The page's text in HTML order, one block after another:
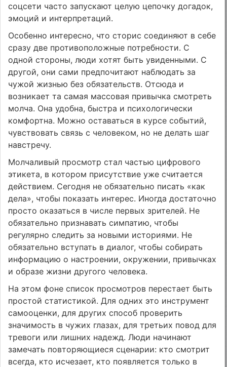
соцсети часто запускают целую цепочку догадок,
эмоций и интерпретаций.
Особенно интересно, что сторис соединяют в себе
сразу две противоположные потребности. С
одной стороны, люди хотят быть увиденными. С
другой, они сами предпочитают наблюдать за
чужой жизнью без обязательств. Отсюда и
возникает та самая массовая привычка смотреть
молча. Она удобна, быстра и психологически
комфортна. Можно оставаться в курсе событий,
чувствовать связь с человеком, но не делать шаг
навстречу.
Молчаливый просмотр стал частью цифрового
этикета, в котором присутствие уже считается
действием. Сегодня не обязательно писать «как
дела», чтобы показать интерес. Иногда достаточно
просто оказаться в числе первых зрителей. Не
обязательно признавать симпатию, чтобы
регулярно следить за новыми историями. Не
обязательно вступать в диалог, чтобы собирать
информацию о настроении, окружении, привычках
и образе жизни другого человека.
На этом фоне список просмотров перестает быть
простой статистикой. Для одних это инструмент
самооценки, для других способ проверить
значимость в чужих глазах, для третьих повод для
тревоги или лишних надежд. Люди начинают
замечать повторяющиеся сценарии: кто смотрит
всегда, кто исчезает, кто появляется только в